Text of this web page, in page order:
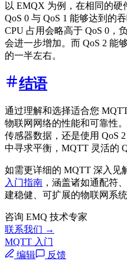
以 EMQX 为例，在相同的硬
QoS 0 与 QoS 1 能够达到的
CPU 占用会略高于 QoS 0，
会进一步增加。而 QoS 2 能
的一半左右。
结语
通过理解和选择适合您
物联网网络的性能和可靠性
传感器数据，还是使用 QoS
中寻求平衡，MQTT 灵活的
如需更详细的 MQTT 深入见
入门指南 ，涵盖诸如通配符
建稳健、可扩展的物联网系统
咨询 EMQ 技术专家
联系我们 →
MQTT 入门
编辑
反馈